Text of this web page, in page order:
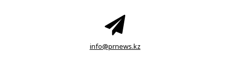
info@prnews.kz